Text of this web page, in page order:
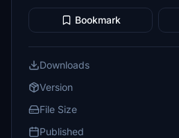
Bookmark
Downloads
Version
File Size
Published